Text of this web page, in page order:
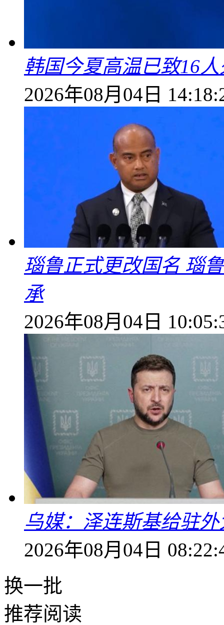
韩国今夏高温已致16
2026年08月04日
瑙鲁正式更改国名 瑙
承
2026年08月04日
乌媒：泽连斯基给驻
2026年08月04日
换一批
推荐阅读